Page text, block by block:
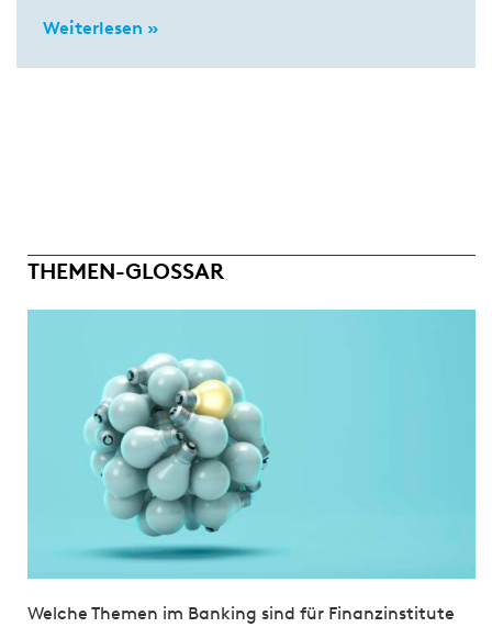
Weiterlesen »
THEMEN-GLOSSAR
Welche Themen im Banking sind für Finanzinstitute